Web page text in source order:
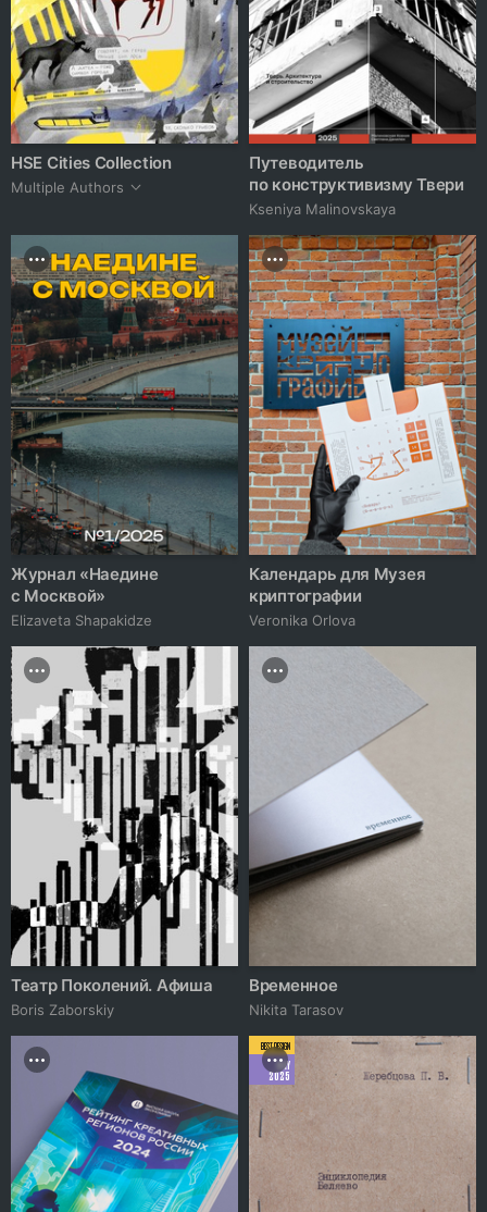
HSE Cities Collection
Multiple Authors
Путеводитель
по конструктивизму Твери
Kseniya Malinovskaya
Журнал «Наедине
с Москвой»
Elizaveta Shapakidze
Календарь для Музея
криптографии
Veronika Orlova
Театр Поколений. Афиша
Boris Zaborskiy
Временное
Nikita Tarasov
BEST DESIGN
MAY
2025